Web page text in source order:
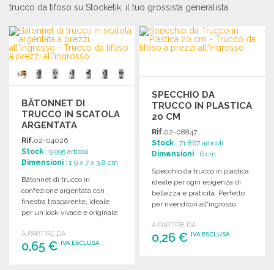
trucco da tifoso su Stocketik, il tuo grossista generalista.
BÂTONNET DI
TRUCCO IN SCATOLA
ARGENTATA
Rif.02-04026
Stock : 9 995 articoli
Dimensioni : 1.9 x 7 x 3.8 cm
Bâtonnet di trucco in
confezione argentata con
finestra trasparente, ideale
per un look vivace e originale.
A PARTIRE DA
0,65 € IVA ESCLUSA
SPECCHIO DA
TRUCCO IN PLASTICA
20 CM
Rif.02-08847
Stock : 71 867 articoli
Dimensioni : 6 cm
Specchio da trucco in plastica,
ideale per ogni esigenza di
bellezza e praticità. Perfetto
per rivenditori all'ingrosso.
A PARTIRE DA
0,26 €IVA ESCLUSA